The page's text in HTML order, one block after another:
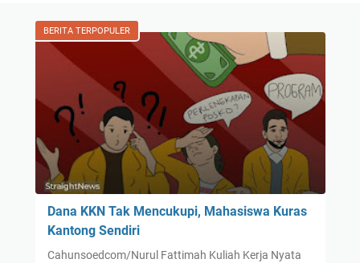
BERITA TERPOPULER
Dana KKN Tak Mencukupi, Mahasiswa Kuras
Kantong Sendiri
Cahunsoedcom/Nurul Fattimah Kuliah Kerja Nyata